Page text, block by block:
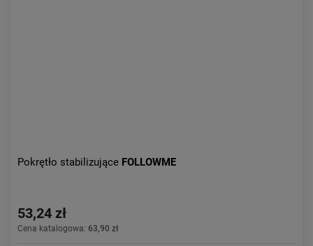
Pokrętło stabilizujące FOLLOWME
53,24 zł
Cena katalogowa: 63,90 zł